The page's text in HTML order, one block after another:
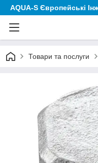
AQUA-S Європейські
Товари та послуги